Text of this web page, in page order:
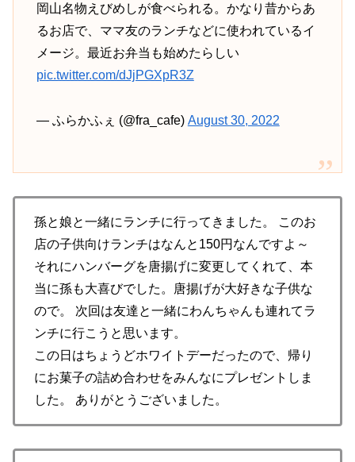
岡山名物えびめしが食べられる。かなり昔からあ
るお店で、ママ友のランチなどに使われているイ
メージ。最近お弁当も始めたらしい
pic.twitter.com/dJjPGXpR3Z
— ふらかふぇ (@fra_cafe) August 30, 2022
孫と娘と一緒にランチに行ってきました。 このお
店の子供向けランチはなんと150円なんですよ～
それにハンバーグを唐揚げに変更してくれて、本
当に孫も大喜びでした。唐揚げが大好きな子供な
ので。 次回は友達と一緒にわんちゃんも連れてラ
ンチに行こうと思います。
この日はちょうどホワイトデーだったので、帰り
にお菓子の詰め合わせをみんなにプレゼントしま
した。 ありがとうございました。